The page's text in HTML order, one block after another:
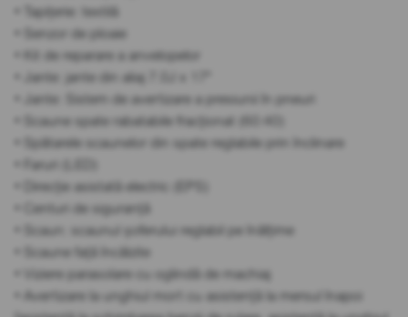
• Tapițerie: textilă
• Senzor de ploaie
• Kit de reparare a anvelopelor
• Jante: jante din aliaj 7.0J x 17"
• Jante: Sistem de avertizare a presiunii în pneuri
• Scaune spate rabatabile fracționat (60:40)
• Spătarele scaunelor din spate reglabile prin înclinare
• Faruri (LED)
• Direcție asistată electric (EPS)
• Centuri de siguranță
• Scaun: scaunul șoferului reglabil pe înălțime
• Scaune față încălzite
• Viziere parasolare cu oglindă de machiaj
• Avertizare la unghiul mort cu asistență la mersul înapoi